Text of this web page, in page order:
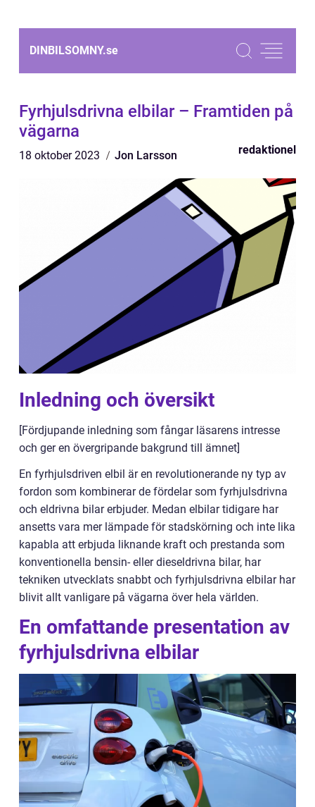
DINBILSOMNY.se
Fyrhjulsdrivna elbilar – Framtiden på
vägarna
18 oktober 2023 Jon Larsson redaktionel
Inledning och översikt
[Fördjupande inledning som fångar läsarens intresse
och ger en övergripande bakgrund till ämnet]
En fyrhjulsdriven elbil är en revolutionerande ny typ av
fordon som kombinerar de fördelar som fyrhjulsdrivna
och eldrivna bilar erbjuder. Medan elbilar tidigare har
ansetts vara mer lämpade för stadskörning och inte lika
kapabla att erbjuda liknande kraft och prestanda som
konventionella bensin- eller dieseldrivna bilar, har
tekniken utvecklats snabbt och fyrhjulsdrivna elbilar har
blivit allt vanligare på vägarna över hela världen.
En omfattande presentation av
fyrhjulsdrivna elbilar